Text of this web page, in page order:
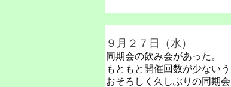
９月２７日（水）
同期会の飲み会があった。
もともと開催回数が少ない
おそろしく久しぶりの同期会